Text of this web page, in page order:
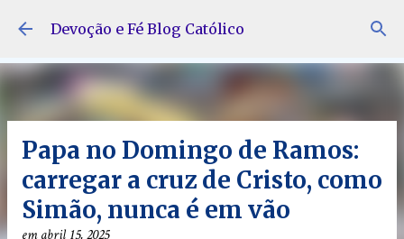
Pular para o conteúdo principal
Devoção e Fé Blog Católico
Papa no Domingo de Ramos:
carregar a cruz de Cristo, como
Simão, nunca é em vão
emabril 15, 2025